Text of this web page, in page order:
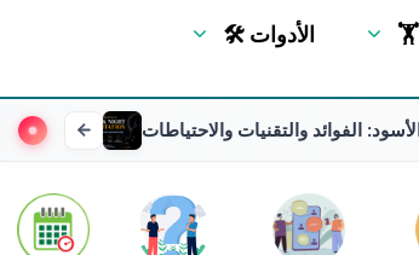
🛠 الأدوات
الفوائد والتقنيات والاحتياطات